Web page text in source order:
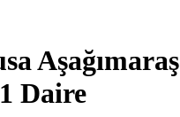
Aşağımaraş
Daire